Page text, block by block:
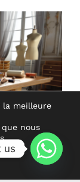
:
la meilleure
nous
.
des
us